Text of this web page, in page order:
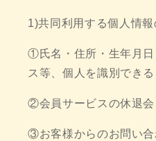
1)共同利用する個人情報
①氏名・住所・生年月日
ス等、個人を識別でき
②会員サービスの休退会
③お客様からのお問い合